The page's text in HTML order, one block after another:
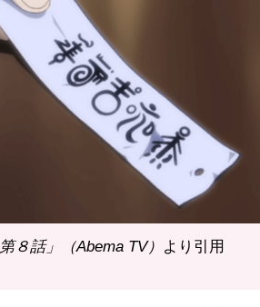
８話」（Abema TV） より引用